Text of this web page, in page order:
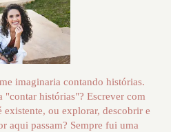
imaginaria contando histórias.
"contar histórias"? Escrever com
existente, ou explorar, descobrir e
aqui passam? Sempre fui uma